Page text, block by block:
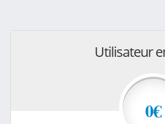
Utilisateur
0€